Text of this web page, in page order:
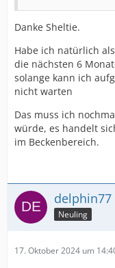
Danke Sheltie.
Habe ich natürlich
die nächsten 6
solange kann ich
nicht warten
Das muss ich
würde, es handelt
im Beckenbereich.
delphin77
Neuling
17. Oktober 2024 um